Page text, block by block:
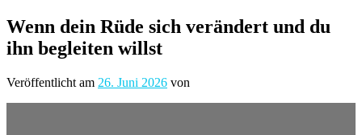
Wenn dein Rüde sich verändert und du
ihn begleiten willst
Veröffentlicht am 26. Juni 2026 von